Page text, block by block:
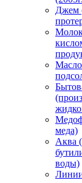
Джем
меда)
Аква
воды)